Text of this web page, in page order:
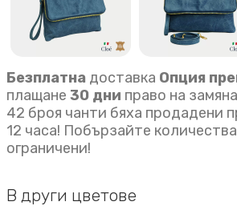
Безплатна доставка Опция
плащане 30 дни право на
42 броя чанти бяха продадени
12 часа! Побързайте
ограничени!
В други цветове